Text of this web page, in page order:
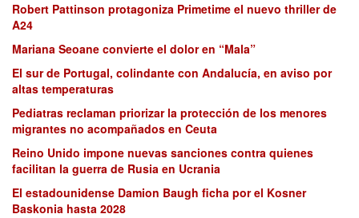
Robert Pattinson protagoniza Primetime el nuevo thriller de
A24
Mariana Seoane convierte el dolor en “Mala”
El sur de Portugal, colindante con Andalucía, en aviso por
altas temperaturas
Pediatras reclaman priorizar la protección de los menores
migrantes no acompañados en Ceuta
Reino Unido impone nuevas sanciones contra quienes
facilitan la guerra de Rusia en Ucrania
El estadounidense Damion Baugh ficha por el Kosner
Baskonia hasta 2028